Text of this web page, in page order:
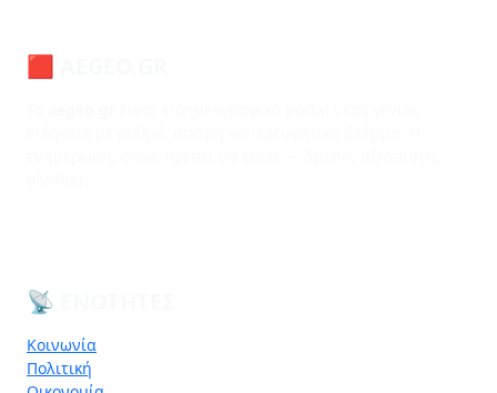
🟥 AEGEO.GR
📡 ΕΝΌΤΗΤΕΣ
Κοινωνία
Πολιτική